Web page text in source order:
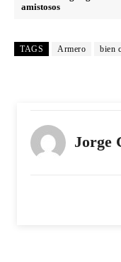
amistosos
TAGS Armero bien
Jorge